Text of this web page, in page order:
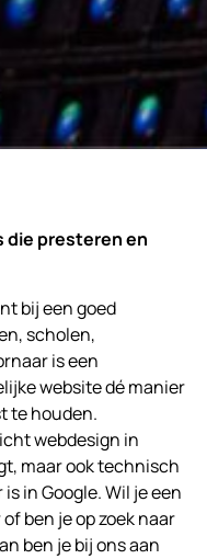
die presteren en
bij een goed
scholen,
is een
website dé manier
te houden.
webdesign in
maar ook technisch
in Google. Wil je een
ben je op zoek naar
ben je bij ons aan